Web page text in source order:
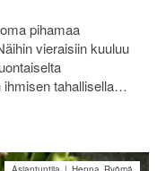
pihamaa
vieraisiin kuuluu
ihmisen tahallisella…